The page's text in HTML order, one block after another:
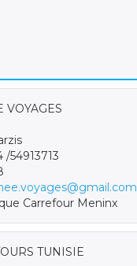
VOYAGES
/54913713
Carrefour Meninx
TUNISIE